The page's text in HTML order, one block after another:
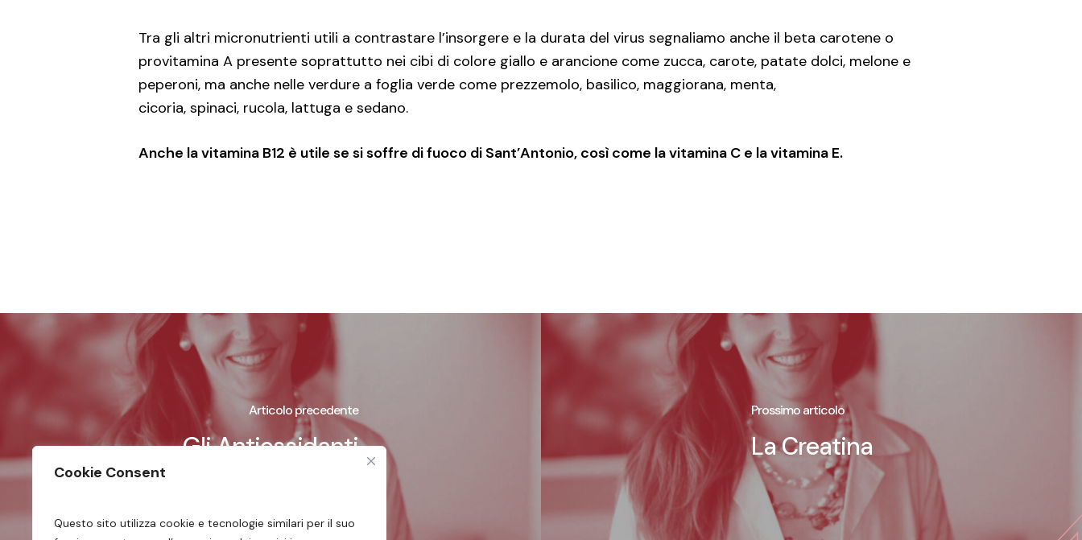
Cookie Consent
Questo sito utilizza cookie e tecnologie similari per il suo
Tra gli altri micronutrienti utili a contrastare l’insorgere e la durata del virus segnaliamo anche il beta carotene o
provitamina A presente soprattutto nei cibi di colore giallo e arancione come zucca, carote, patate dolci, melone e
peperoni, ma anche nelle verdure a foglia verde come prezzemolo, basilico, maggiorana, menta,
cicoria, spinaci, rucola, lattuga e sedano.
Anche la vitamina B12 è utile se si soffre di fuoco di Sant’Antonio, così come la vitamina C e la vitamina E.
Articolo precedente
Gli Antiossidanti
Prossimo articolo
La Creatina